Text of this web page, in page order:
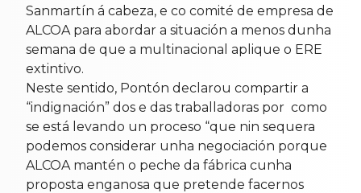
Sanmartín á cabeza, e co comité de empresa de
ALCOA para abordar a situación a menos dunha
semana de que a multinacional aplique o ERE
extintivo.
Neste sentido, Pontón declarou compartir a
“indignación” dos e das traballadoras por como
se está levando un proceso “que nin sequera
podemos considerar unha negociación porque
ALCOA mantén o peche da fábrica cunha
proposta enganosa que pretende facernos